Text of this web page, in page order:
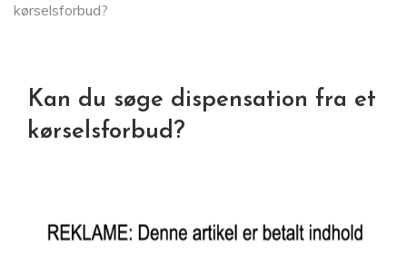
kørselsforbud?
Kan du søge dispensation fra et
kørselsforbud?